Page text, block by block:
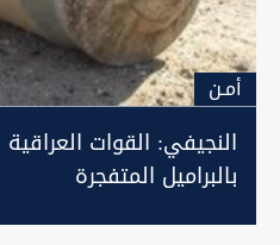
أمـن
النجيفي: القوات
بالبراميل المتفجرة